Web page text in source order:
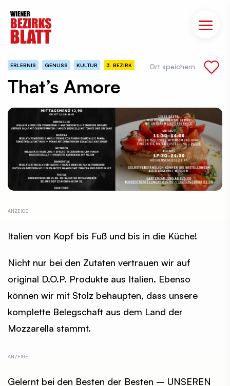
Ort speichern
ERLEBNIS GENUSS KULTUR 3. BEZIRK
That’s Amore
Italien von Kopf bis Fuß und bis in die Küche!
Nicht nur bei den Zutaten vertrauen wir auf
original D.O.P. Produkte aus Italien. Ebenso
können wir mit Stolz behaupten, dass unsere
komplette Belegschaft aus dem Land der
Mozzarella stammt.
Gelernt bei den Besten der Besten – UNSEREN